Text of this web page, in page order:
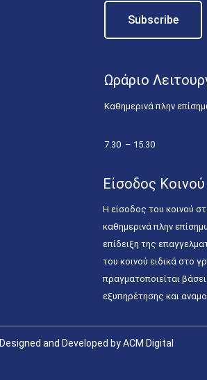
Ωράριο
Καθημερινά πλην
7.30 – 15.30
Είσοδος Κοινού
Η είσοδος του κοινού
καθημερινά πλην
επίδειξη της
του κοινού ειδικά στο
πραγματοποιείται
εξυπηρέτησης και
Designed and Developed by ACM Digital